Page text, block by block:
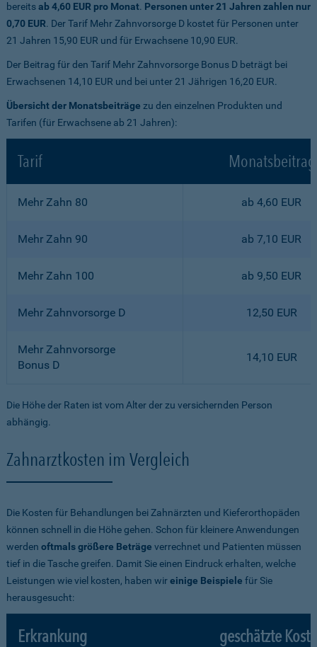
bereitsab 4,60 EUR pro Monat. Personen unter 21 Jahren zahlen nur
0,70 EUR. Der Tarif Mehr Zahnvorsorge D kostet für Personen unter
21 Jahren 15,90 EUR und für Erwachsene 10,90 EUR.
Der Beitrag für den Tarif Mehr Zahnvorsorge Bonus D beträgt bei
Erwachsenen 14,10 EUR und bei unter 21 Jährigen 16,20 EUR.
Übersicht der Monatsbeiträge zu den einzelnen Produkten und
Tarifen (für Erwachsene ab 21 Jahren):
Tarif Monatsbeitrag
Mehr Zahn 80 ab 4,60 EUR
Mehr Zahn 90 ab 7,10 EUR
Mehr Zahn 100 ab 9,50 EUR
Mehr Zahnvorsorge D 12,50 EUR
Mehr Zahnvorsorge
Bonus D
14,10 EUR
Die Höhe der Raten ist vom Alter der zu versichernden Person
abhängig.
Zahnarztkosten im Vergleich
Die Kosten für Behandlungen bei Zahnärzten und Kieferorthopäden
können schnell in die Höhe gehen. Schon für kleinere Anwendungen
werden oftmals größere Beträge verrechnet und Patienten müssen
tief in die Tasche greifen. Damit Sie einen Eindruck erhalten, welche
Leistungen wie viel kosten, haben wireinige Beispiele für Sie
herausgesucht:
Erkrankung geschätzte